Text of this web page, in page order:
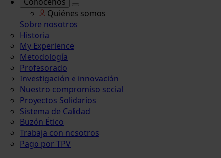
Quiénes somos
Sobre nosotros
Historia
My Experience
Metodología
Profesorado
Investigación e innovación
Nuestro compromiso social
Proyectos Solidarios
Sistema de Calidad
Buzón Ético
Trabaja con nosotros
Pago por TPV